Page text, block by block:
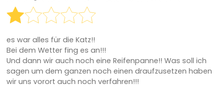
es war alles für die Katz!!
Bei dem Wetter fing es an!!!
Und dann wir auch noch eine Reifenpanne!! Was soll ich
sagen um dem ganzen noch einen draufzusetzen haben
wir uns vorort auch noch verfahren!!!